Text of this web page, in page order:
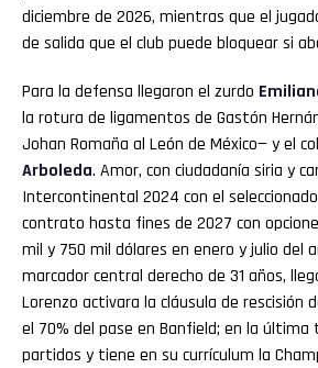
diciembre de 2026, mientras que el
de salida que el club puede bloquear si
Para la defensa llegaron el zurdo
la rotura de ligamentos de Gastón
Johan Romaña al León de México— y el
Arboleda. Amor, con ciudadanía siria y
Intercontinental 2024 con el
contrato hasta fines de 2027 con
mil y 750 mil dólares en enero y julio del
marcador central derecho de 31 años,
Lorenzo activara la cláusula de rescisión
el 70% del pase en Banfield; en la
partidos y tiene en su currículum la